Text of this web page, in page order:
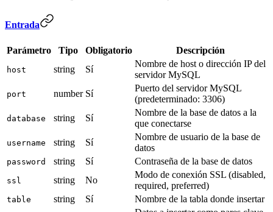
Entrada
Parámetro Tipo Obligatorio Descripción
host string Sí
Nombre de host o dirección IP del
servidor MySQL
port number Sí
Puerto del servidor MySQL
(predeterminado: 3306)
database string Sí
Nombre de la base de datos a la
que conectarse
username string Sí
Nombre de usuario de la base de
datos
password string Sí Contraseña de la base de datos
ssl string No
Modo de conexión SSL (disabled,
required, preferred)
table string Sí Nombre de la tabla donde insertar